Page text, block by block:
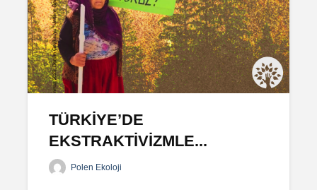
TÜRKİYE’DE
EKSTRAKTİVİZMLE...
Polen Ekoloji